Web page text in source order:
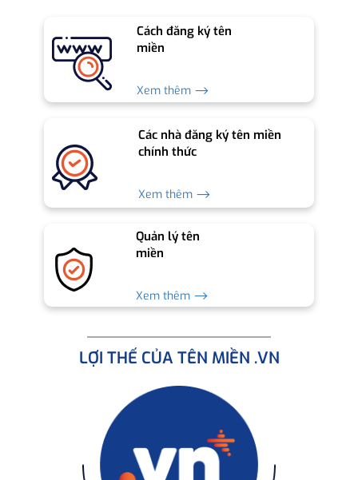
Cách đăng ký tên
miền
Xem thêm ⟶
Các nhà đăng ký tên miền
chính thức
Xem thêm ⟶
Quản lý tên
miền
Xem thêm ⟶
LỢI THẾ CỦA TÊN MIỀN .VN